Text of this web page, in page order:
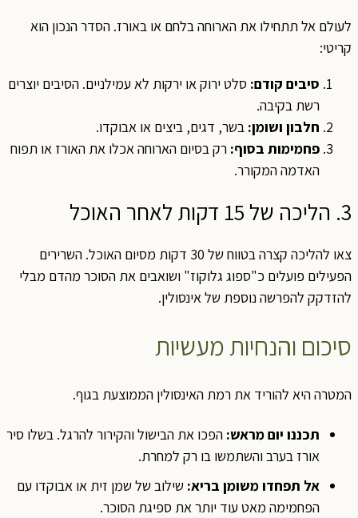
לעולם אל תתחילו את הארוחה בלחם או באורז. הסדר הנכון הוא
קריטי:
סיבים קודם:סלט ירוק או ירקות לא עמילניים. הסיבים יוצרים
רשת בקיבה.
חלבון ושומן:בשר, דגים, ביצים או אבוקדו.
פחמימות בסוף:רק בסיום הארוחה אכלו את האורז או תפוח
האדמה המקורר.
3. הליכה של 15 דקות לאחר האוכל
צאו להליכה קצרה בטווח של 30 דקות מסיום האוכל. השרירים
הפעילים פועלים כ"ספוג גלוקוז" ושואבים את הסוכר מהדם מבלי
להזדקק להפרשה נוספת של אינסולין.
סיכום והנחיות מעשיות
המטרה היא להוריד את רמת האינסולין הממוצעת בגוף.
תכננו יום מראש:הפכו את הבישול והקירור להרגל. בשלו סיר
אורז בערב והשתמשו בו רק למחרת.
אל תפחדו משומן בריא:שילוב של שמן זית או אבוקדו עם
הפחמימה מאט עוד יותר את ספיגת הסוכר.